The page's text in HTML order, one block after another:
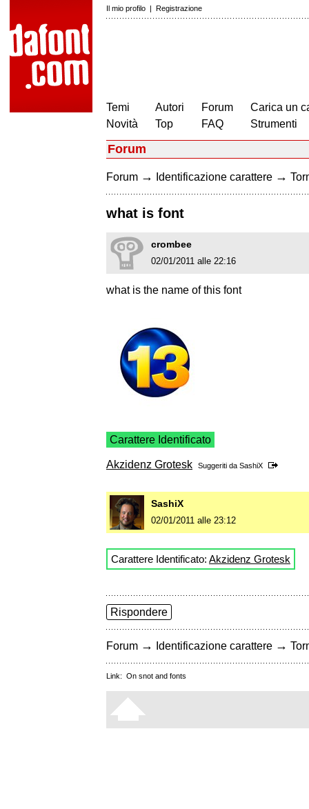
Il mio profilo | Registrazione
Temi
Novità
Autori
Top
Forum
FAQ
Carica un
Strumenti
Forum
Forum → Identificazione carattere →
what is font
crombee
02/01/2011 alle 22:16
what is the name of this font
Carattere Identificato
Akzidenz Grotesk Suggeriti da SashiX
SashiX
02/01/2011 alle 23:12
Carattere Identificato: Akzidenz Grotesk
Rispondere
Forum → Identificazione carattere →
Link: On snot and fonts